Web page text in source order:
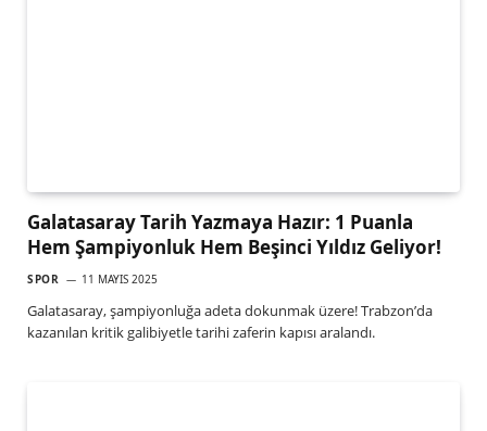
Galatasaray Tarih Yazmaya Hazır: 1 Puanla
Hem Şampiyonluk Hem Beşinci Yıldız Geliyor!
SPOR 11 MAYIS 2025
Galatasaray, şampiyonluğa adeta dokunmak üzere! Trabzon’da
kazanılan kritik galibiyetle tarihi zaferin kapısı aralandı.